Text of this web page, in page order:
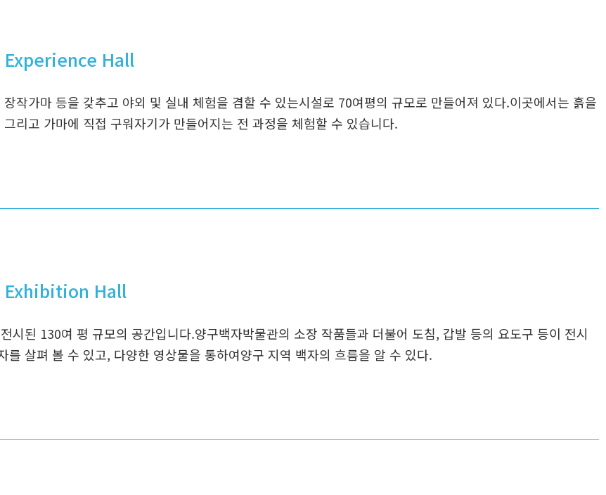
Experience Hall
작가마 등을 갖추고 야외 및 실내 체험을 겸할 수 있는시설로 70여평의 규모로 만들어져 있다.이곳에서는 흙을
리고 가마에 직접 구워자기가 만들어지는 전 과정을 체험할 수 있습니다.
Exhibition Hall
시된 130여 평 규모의 공간입니다.양구백자박물관의 소장 작품들과 더불어 도침, 갑발 등의 요도구 등이 전시
를 살펴 볼 수 있고, 다양한 영상물을 통하여양구 지역 백자의 흐름을 알 수 있다.